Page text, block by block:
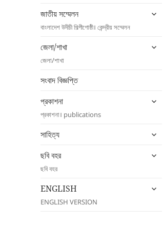
জাতীয় সম্মেলন
বাংলাদেশ উদীচী শিল্পীগোষ্ঠী। কেন্দ্রীয় সম্মেলন
জেলা/শাখা
জেলা/শাখা
সংবাদ বিজ্ঞপ্তি
প্রকাশনা
প্রকাশনা। publications
সাহিত্য
ছবি বহর
ছবি বহর
ENGLISH
ENGLISH VERSION